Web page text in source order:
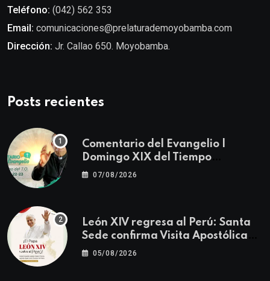
Teléfono: (042) 562 353
Email: comunicaciones@prelaturademoyobamba.com
Dirección: Jr. Callao 650. Moyobamba.
Posts recientes
Comentario del Evangelio |
Domingo XIX del Tiempo
Ordinario | Mateo 14, 22-23
07/08/2026
León XIV regresa al Perú: Santa
Sede confirma Visita Apostólica
del 11 al 17 de noviembre
05/08/2026